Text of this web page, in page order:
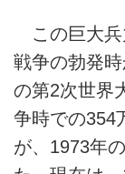
この巨大兵
戦争の勃発
の第2次世界
争時での354
が、1973年